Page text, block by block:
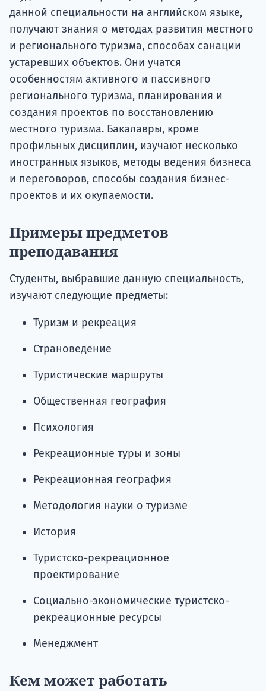
данной специальности на английском языке,
получают знания о методах развития местного
и регионального туризма, способах санации
устаревших объектов. Они учатся
особенностям активного и пассивного
регионального туризма, планирования и
создания проектов по восстановлению
местного туризма. Бакалавры, кроме
профильных дисциплин, изучают несколько
иностранных языков, методы ведения бизнеса
и переговоров, способы создания бизнес-
проектов и их окупаемости.
Примеры предметов
преподавания
Студенты, выбравшие данную специальность,
изучают следующие предметы:
Туризм и рекреация
Страноведение
Туристические маршруты
Общественная география
Психология
Рекреационные туры и зоны
Рекреационная география
Методология науки о туризме
История
Туристско-рекреационное
проектирование
Социально-экономические туристско-
рекреационные ресурсы
Менеджмент
Кем может работать